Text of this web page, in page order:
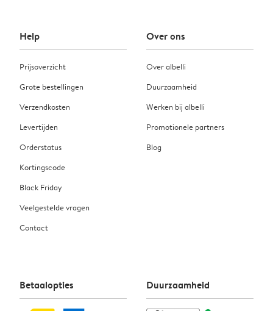
Help
Prijsoverzicht
Grote bestellingen
Verzendkosten
Levertijden
Orderstatus
Kortingscode
Black Friday
Veelgestelde vragen
Contact
Over ons
Over albelli
Duurzaamheid
Werken bij albelli
Promotionele partners
Blog
Betaalopties Duurzaamheid